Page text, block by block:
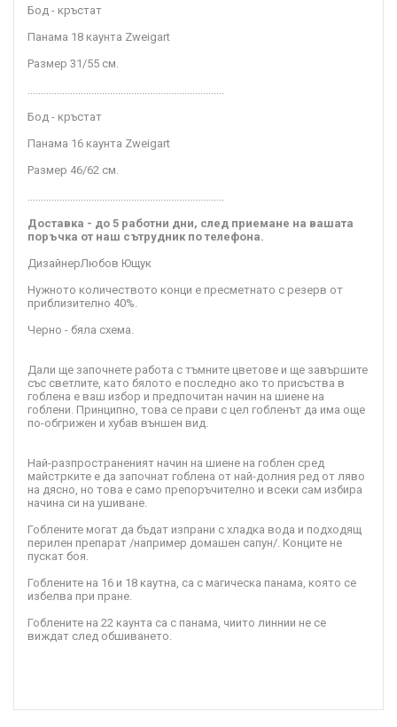
Бод - кръстат
Панама 18 каунта Zweigart
Размер 31/55 см.
..........................................................................
Бод - кръстат
Панама 16 каунта Zweigart
Размер 46/62 см.
..........................................................................
Доставка - до 5 работни дни, след приемане на вашата
поръчка от наш сътрудник по телефона.
ДизайнерЛюбов Ющук
Нужното количеството конци е пресметнато с резерв от
приблизително 40%.
Черно - бяла схема.
Дали ще започнете работа с тъмните цветове и ще завършите
със светлите, като бялото е последно ако то присъства в
гоблена е ваш избор и предпочитан начин на шиене на
гоблени. Принципно, това се прави с цел гобленът да има още
по-обгрижен и хубав външен вид.
Най-разпространеният начин на шиене на гоблен сред
майстрките е да започнат гоблена от най-долния ред от ляво
на дясно, но това е само препоръчително и всеки сам избира
начина си на ушиване.
Гоблените могат да бъдат изпрани с хладка вода и подходящ
перилен препарат /например домашен сапун/. Конците не
пускат боя.
Гоблените на 16 и 18 каутна, са с магическа панама, която се
избелва при пране.
Гоблените на 22 каунта са с панама, чиито линнии не се
виждат след обшиването.